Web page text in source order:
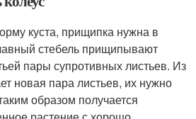
куста, прищипка нужна в
стебель прищипывают
пары супротивных листьев. Из
новая пара листьев, их нужно
образом получается